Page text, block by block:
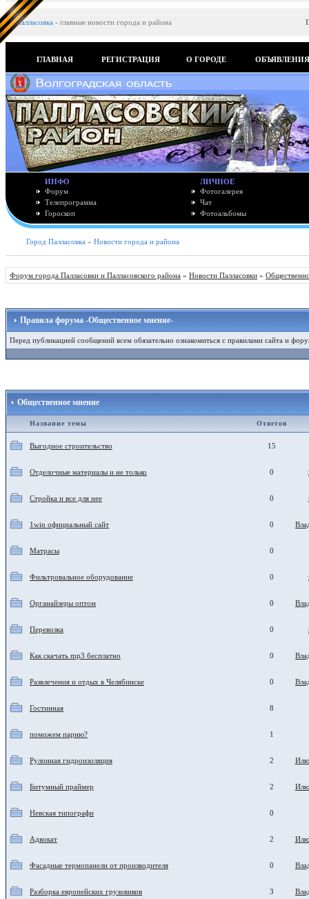
Палласовка - главные новости города и района
ГЛАВНАЯ РЕГИСТРАЦИЯ О ГОРОДЕ ОБЪЯВЛЕНИЯ
ИНФО
Форум
Телепрограмма
Гороскоп
ЛИЧНОЕ
Фотогалерея
Чат
Фотоальбомы
Город Палласовка » Новости города и района
Форум города Палласовки и Палласовского района » Новости Палласовки »
Правила форума -Общественное мнение-
Перед публикацией сообщений всем обязательно ознакомиться с правилами сайта и
Общественное мнение
Название темы Ответов
Выгодное строительство 15
Отделочные материалы и не только 0
Стройка и все для нее 0
1win официальный сайт 0
Матрасы 0
Фильтровальное оборудование 0
Органайзеры оптом 0
Перевозка 0
Как скачать mp3 бесплатно 0
Развлечения и отдых в Челябинске 0
Гостинная 8
поможем парню? 1
Рулонная гидроизоляция 2
Битумный праймер 2
Невская типографи 0
Адвокат 2
Фасадные термопанели от производителя 0
Разборка европейских грузовиков 3